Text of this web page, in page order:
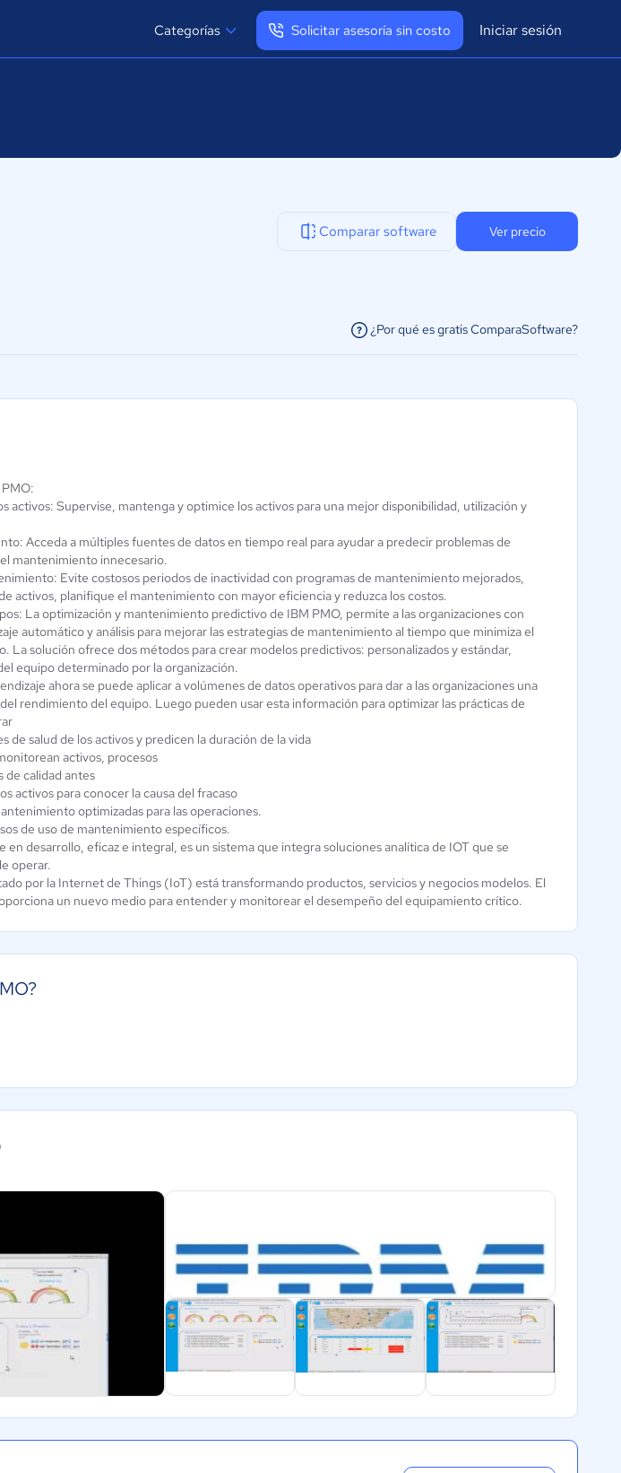
Categorías Solicitar asesoría sin costo Iniciar sesión
Comparar software Ver precio
¿Por qué es gratis ComparaSoftware?
SVISION EmedApp
calificación
eXpertis
3.5 / 5
activos: Supervise, mantenga y optimice los activos para una mejor disponibilidad, utilización y
Acceda a múltiples fuentes de datos en tiempo real para ayudar a predecir problemas de
mantenimiento innecesario.
Evite costosos periodos de inactividad con programas de mantenimiento mejorados,
activos, planifique el mantenimiento con mayor eficiencia y reduzca los costos.
La optimización y mantenimiento predictivo de IBM PMO, permite a las organizaciones con
automático y análisis para mejorar las estrategias de mantenimiento al tiempo que minimiza el
La solución ofrece dos métodos para crear modelos predictivos: personalizados y estándar,
equipo determinado por la organización.
ahora se puede aplicar a volúmenes de datos operativos para dar a las organizaciones una
rendimiento del equipo. Luego pueden usar esta información para optimizar las prácticas de
de salud de los activos y predicen la duración de la vida
activos, procesos
de calidad antes
activos para conocer la causa del fracaso
optimizadas para las operaciones.
de uso de mantenimiento específicos.
en desarrollo, eficaz e integral, es un sistema que integra soluciones analítica de IOT que se
operar.
por la Internet de Things (IoT) está transformando productos, servicios y negocios modelos. El
un nuevo medio para entender y monitorear el desempeño del equipamiento crítico.